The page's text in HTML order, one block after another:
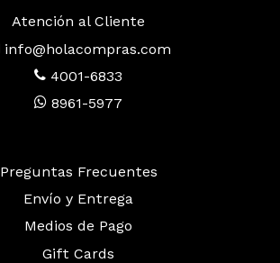
Atención al Cliente
info@holacompras.com
4001-6833
8961-5977
Preguntas Frecuentes
Envío y Entrega
Medios de Pago
Gift Cards